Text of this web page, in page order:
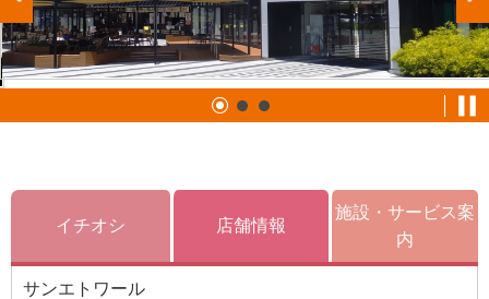
イチオシ 店舗情報
施設・サービス案
内
サンエトワール